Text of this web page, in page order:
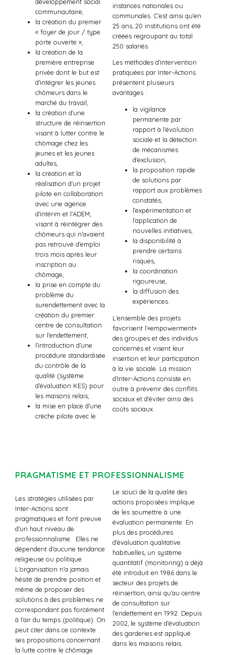
développement social
communautaire,
la création du premier
« foyer de jour / type
porte ouverte »,
la création de la
première entreprise
privée dont le but est
d’intégrer les jeunes
chômeurs dans le
marché du travail,
la création d’une
structure de réinsertion
visant à lutter contre le
chômage chez les
jeunes et les jeunes
adultes,
la création et la
réalisation d’un projet
pilote en collaboration
avec une agence
d’intérim et l’ADEM,
visant à réintégrer des
chômeurs qui n’avaient
pas retrouvé d’emploi
trois mois après leur
inscription au
chômage,
la prise en compte du
problème du
surendettement avec la
création du premier
centre de consultation
sur l’endettement,
l’introduction d’une
procédure standardisée
du contrôle de la
qualité (système
d’évaluation KES) pour
les maisons relais,
la mise en place d’une
crèche pilote avec le
instances nationales ou
communales. C’est ainsi qu’en
25 ans, 20 institutions ont été
créées regroupant au total
250 salariés.
Les méthodes d’intervention
pratiquées par Inter-Actions
présentent plusieurs
avantages :
la vigilance
permanente par
rapport à l’évolution
sociale et la détection
de mécanismes
d’exclusion,
la proposition rapide
de solutions par
rapport aux problèmes
constatés,
l’expérimentation et
l’application de
nouvelles initiatives,
la disponibilité à
prendre certains
risques,
la coordination
rigoureuse,
la diffusion des
expériences.
L’ensemble des projets
favorisent l’«empowerment»
des groupes et des individus
concernés et visent leur
insertion et leur participation
à la vie sociale. La mission
d’Inter-Actions consiste en
outre à prévenir des conflits
sociaux et d’éviter ainsi des
coûts sociaux.
PRAGMATISME ET PROFESSIONNALISME
Les stratégies utilisées par
Inter-Actions sont
pragmatiques et font preuve
d’un haut niveau de
professionnalisme. Elles ne
dépendent d’aucune tendance
religieuse ou politique.
L’organisation n’a jamais
hésité de prendre position et
même de proposer des
solutions à des problèmes ne
correspondant pas forcément
à l’air du temps (politique). On
peut citer dans ce contexte
ses propositions concernant
la lutte contre le chômage
Le souci de la qualité des
actions proposées implique
de les soumettre à une
évaluation permanente. En
plus des procédures
d’évaluation qualitative
habituelles, un système
quantitatif (monitoring) a déjà
été introduit en 1986 dans le
secteur des projets de
réinsertion, ainsi qu’au centre
de consultation sur
l’endettement en 1992. Depuis
2002, le système d’évaluation
des garderies est appliqué
dans les maisons relais.